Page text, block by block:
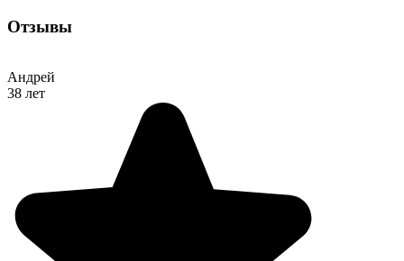
Отзывы
Андрей
38 лет